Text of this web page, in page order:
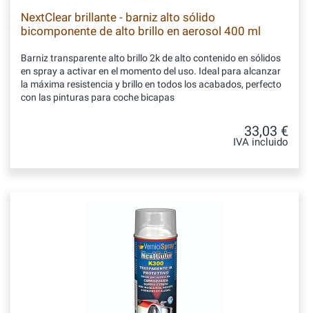
NextClear brillante - barniz alto sólido
bicomponente de alto brillo en aerosol 400 ml
Barniz transparente alto brillo 2k de alto contenido en sólidos
en spray a activar en el momento del uso. Ideal para alcanzar
la máxima resistencia y brillo en todos los acabados, perfecto
con las pinturas para coche bicapas
33,03 €
IVA incluido